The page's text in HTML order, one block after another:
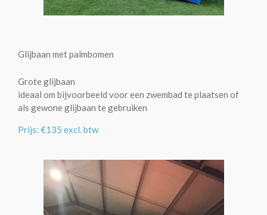
Glijbaan met palmbomen
Grote glijbaan
ideaal om bijvoorbeeld voor een zwembad te plaatsen of
als gewone glijbaan te gebruiken
Prijs: €135 excl. btw